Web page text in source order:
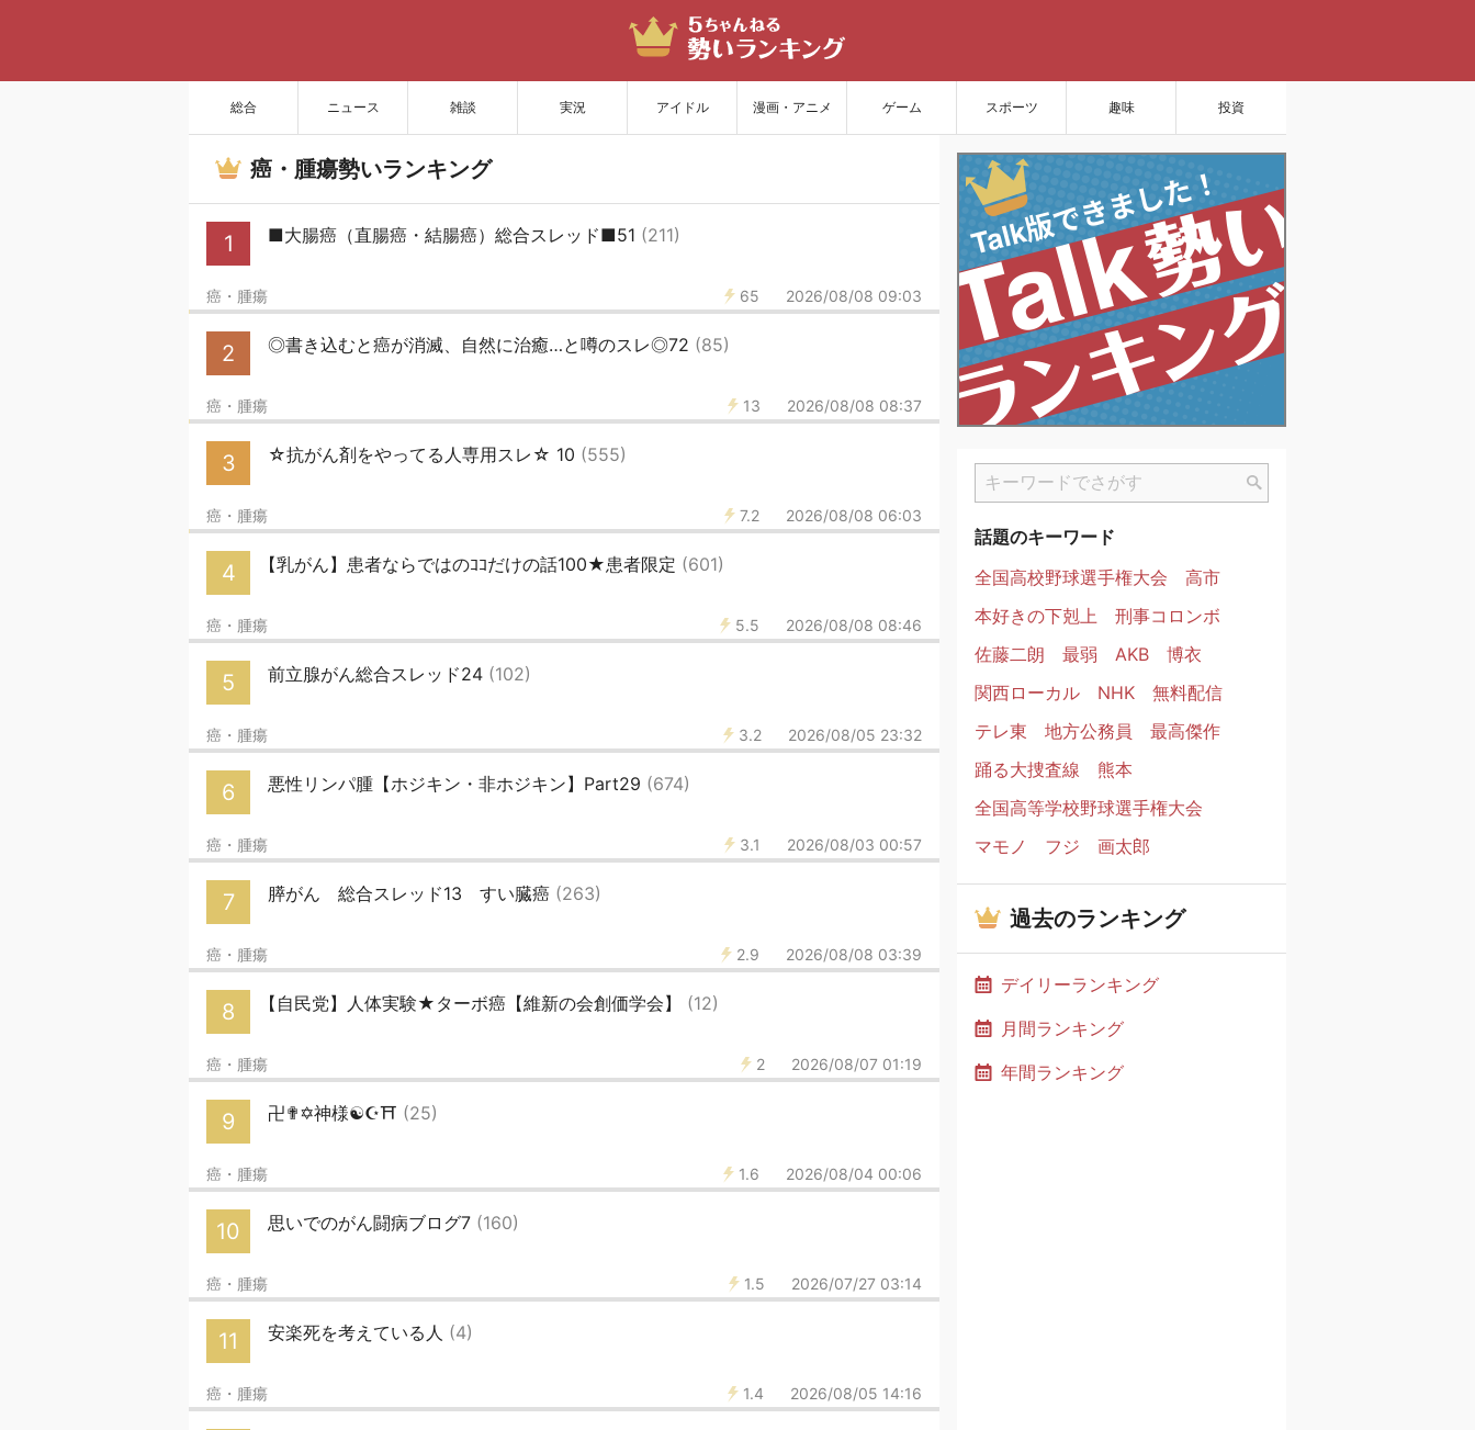
総合 ニュース 雑談 実況 アイドル 漫画・アニメ ゲーム スポーツ 趣味 投資
癌・腫瘍勢いランキング
1 ■大腸癌（直腸癌・結腸癌）総合スレッド■51 (211)
65 2026/08/08 09:03
癌・腫瘍
2 ◎書き込むと癌が消滅、自然に治癒…と噂のスレ◎72 (85)
13 2026/08/08 08:37
癌・腫瘍
3 ☆抗がん剤をやってる人専用スレ☆ 10 (555)
7.2 2026/08/08 06:03
癌・腫瘍
4 【乳がん】患者ならではのｺｺだけの話100★患者限定 (601)
5.5 2026/08/08 08:46
癌・腫瘍
5 前立腺がん総合スレッド24 (102)
3.2 2026/08/05 23:32
癌・腫瘍
6 悪性リンパ腫【ホジキン・非ホジキン】Part29 (674)
3.1 2026/08/03 00:57
癌・腫瘍
7 膵がん 総合スレッド13 すい臓癌 (263)
2.9 2026/08/08 03:39
癌・腫瘍
8 【自民党】人体実験★ターボ癌【維新の会創価学会】 (12)
2 2026/08/07 01:19
癌・腫瘍
9 卍✟✡神様☯☪⛩ (25)
1.6 2026/08/04 00:06
癌・腫瘍
10 思いでのがん闘病ブログ7 (160)
1.5 2026/07/27 03:14
癌・腫瘍
11 安楽死を考えている人 (4)
1.4 2026/08/05 14:16
癌・腫瘍
話題のキーワード
全国高校野球選手権大会
高市
本好きの下剋上
刑事コロンボ
佐藤二朗
最弱 AKB
博衣
関西ローカル
NHK
無料配信
テレ東
地方公務員
最高傑作
踊る大捜査線
熊本
全国高等学校野球選手権大会
マモノ
フジ 画太郎
過去のランキング
デイリーランキング
月間ランキング
年間ランキング